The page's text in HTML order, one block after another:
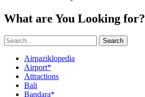
What are You Looking for?
Search
Airpaziklopedia
Airport*
Attractions
Bali
Bandara*